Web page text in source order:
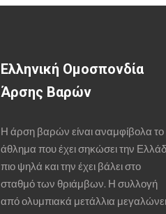
Ελληνική Ομοσπονδία
Άρσης Βαρών
Η άρση βαρών είναι αναμφίβολα το
άθλημα που έχει σηκώσει την
πιο ψηλά και την έχει βάλει στο
σταθμό των θριάμβων. Η συλλογή
από ολυμπιακά μετάλλια μεγαλώνει